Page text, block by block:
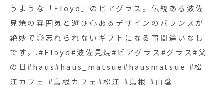
うような「Floyd」のビアグラス。伝統ある波佐
見焼の雰囲気と遊び心あるデザインのバランスが
絶妙で◎忘れられないギフトになる事間違いなし
です。.#Floyd#波佐見焼#ビアグラス#グラス#父
の日#haus#haus_matsue#hausmatsue #松
江カフェ #島根カフェ#松江 #島根 #山陰